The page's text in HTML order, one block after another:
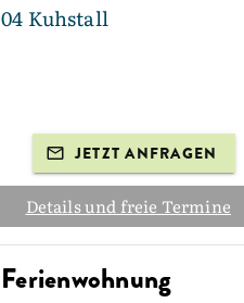
04 Kuhstall
JETZT ANFRAGEN
Details und freie Termine
Ferienwohnung